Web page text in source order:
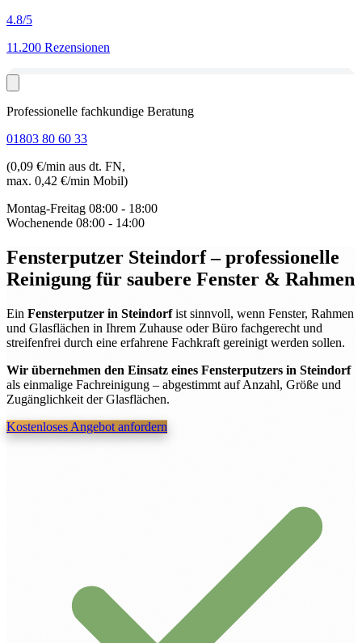
4.8/5
11.200 Rezensionen
Professionelle fachkundige Beratung
01803 80 60 33
(0,09 €/min aus dt. FN,
max. 0,42 €/min Mobil)
Montag-Freitag 08:00 - 18:00
Wochenende 08:00 - 14:00
Fensterputzer Steindorf– professionelle
Reinigung für saubere Fenster & Rahmen
Ein Fensterputzer in Steindorfist sinnvoll, wenn Fenster, Rahmen
und Glasflächen in Ihrem Zuhause oder Büro fachgerecht und
streifenfrei durch eine erfahrene Fachkraft gereinigt werden sollen.
Wir übernehmen den Einsatz eines Fensterputzers in Steindorf
als einmalige Fachreinigung – abgestimmt auf Anzahl, Größe und
Zugänglichkeit der Glasflächen.
Kostenloses Angebot anfordern